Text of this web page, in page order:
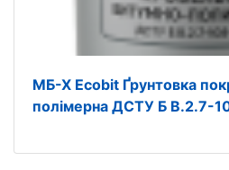
МБ-Х Ecobit Ґрунтовка
полімерна ДСТУ Б В.2.7-